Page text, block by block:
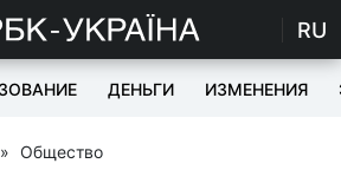
RU
ДЕНЬГИ ИЗМЕНЕНИЯ
» Общество